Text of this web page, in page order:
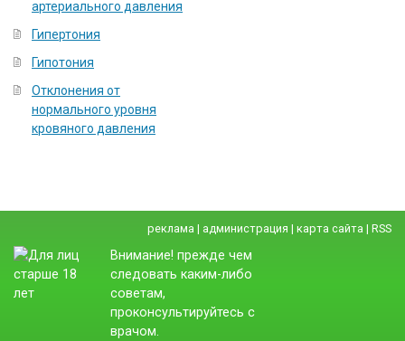
артериального давления
Гипертония
Гипотония
Отклонения от
нормального уровня
кровяного давления
реклама | администрация | карта сайта | RSS
Внимание! прежде чем
следовать каким-либо
советам,
проконсультируйтесь с
врачом.